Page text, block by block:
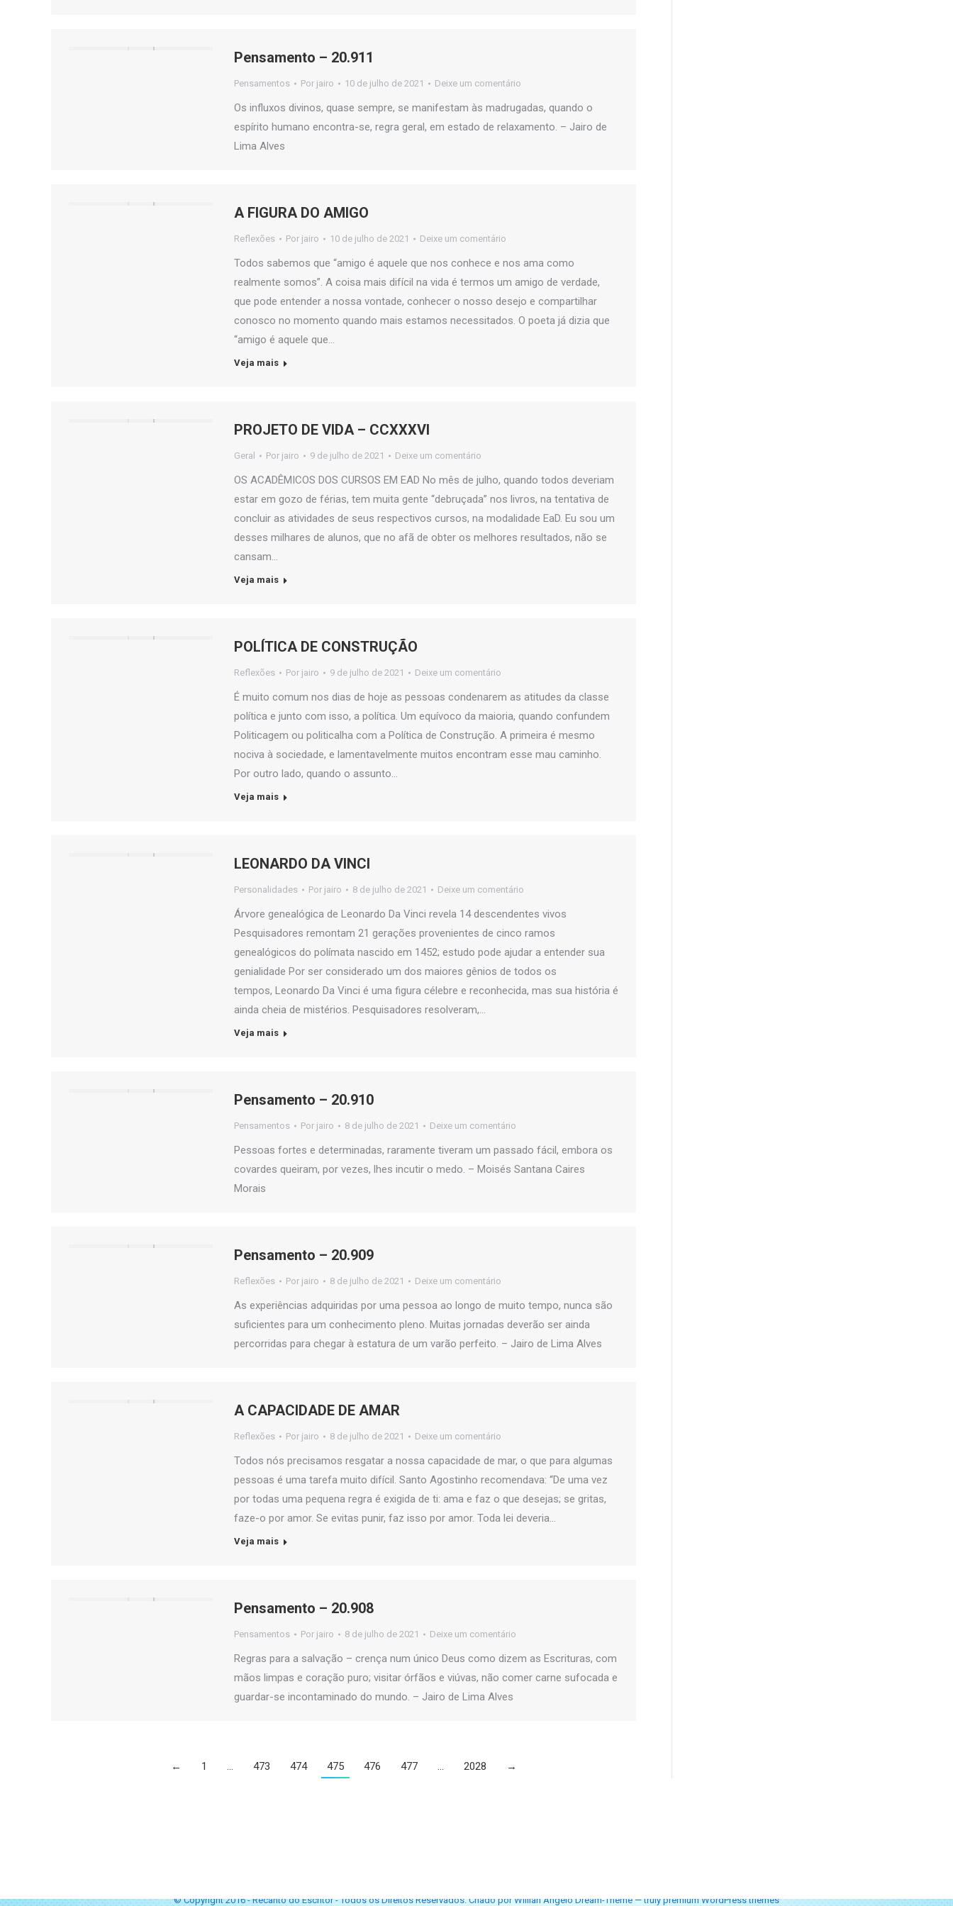
Pensamento – 20.911
Pensamentos Por jairo 10 de julho de 2021 Deixe um comentário
Os influxos divinos, quase sempre, se manifestam às madrugadas, quando o
espírito humano encontra-se, regra geral, em estado de relaxamento. – Jairo de
Lima Alves
A FIGURA DO AMIGO
Reflexões Por jairo 10 de julho de 2021 Deixe um comentário
Todos sabemos que “amigo é aquele que nos conhece e nos ama como
realmente somos”. A coisa mais difícil na vida é termos um amigo de verdade,
que pode entender a nossa vontade, conhecer o nosso desejo e compartilhar
conosco no momento quando mais estamos necessitados. O poeta já dizia que
“amigo é aquele que…
Veja mais
PROJETO DE VIDA – CCXXXVI
Geral Por jairo 9 de julho de 2021 Deixe um comentário
OS ACADÊMICOS DOS CURSOS EM EAD No mês de julho, quando todos deveriam
estar em gozo de férias, tem muita gente “debruçada” nos livros, na tentativa de
concluir as atividades de seus respectivos cursos, na modalidade EaD. Eu sou um
desses milhares de alunos, que no afã de obter os melhores resultados, não se
cansam…
Veja mais
POLÍTICA DE CONSTRUÇÃO
Reflexões Por jairo 9 de julho de 2021 Deixe um comentário
É muito comum nos dias de hoje as pessoas condenarem as atitudes da classe
política e junto com isso, a política. Um equívoco da maioria, quando confundem
Politicagem ou politicalha com a Política de Construção. A primeira é mesmo
nociva à sociedade, e lamentavelmente muitos encontram esse mau caminho.
Por outro lado, quando o assunto…
Veja mais
LEONARDO DA VINCI
Personalidades Por jairo 8 de julho de 2021 Deixe um comentário
Árvore genealógica de Leonardo Da Vinci revela 14 descendentes vivos
Pesquisadores remontam 21 gerações provenientes de cinco ramos
genealógicos do polímata nascido em 1452; estudo pode ajudar a entender sua
genialidade Por ser considerado um dos maiores gênios de todos os
tempos, Leonardo Da Vinci é uma figura célebre e reconhecida, mas sua história é
ainda cheia de mistérios. Pesquisadores resolveram,…
Veja mais
Pensamento – 20.910
Pensamentos Por jairo 8 de julho de 2021 Deixe um comentário
Pessoas fortes e determinadas, raramente tiveram um passado fácil, embora os
covardes queiram, por vezes, lhes incutir o medo. – Moisés Santana Caires
Morais
Pensamento – 20.909
Reflexões Por jairo 8 de julho de 2021 Deixe um comentário
As experiências adquiridas por uma pessoa ao longo de muito tempo, nunca são
suficientes para um conhecimento pleno. Muitas jornadas deverão ser ainda
percorridas para chegar à estatura de um varão perfeito. – Jairo de Lima Alves
A CAPACIDADE DE AMAR
Reflexões Por jairo 8 de julho de 2021 Deixe um comentário
Todos nós precisamos resgatar a nossa capacidade de mar, o que para algumas
pessoas é uma tarefa muito difícil. Santo Agostinho recomendava: “De uma vez
por todas uma pequena regra é exigida de ti: ama e faz o que desejas; se gritas,
faze-o por amor. Se evitas punir, faz isso por amor. Toda lei deveria…
Veja mais
Pensamento – 20.908
Pensamentos Por jairo 8 de julho de 2021 Deixe um comentário
Regras para a salvação – crença num único Deus como dizem as Escrituras, com
mãos limpas e coração puro; visitar órfãos e viúvas, não comer carne sufocada e
guardar-se incontaminado do mundo. – Jairo de Lima Alves
← 1 … 473 474 475 476 477 … 2028 →
© Copyright 2016 - Recanto do Escritor - Todos os Direitos Reservados. Criado por Willian Ângelo Dream-Theme — trulypremium WordPress themes